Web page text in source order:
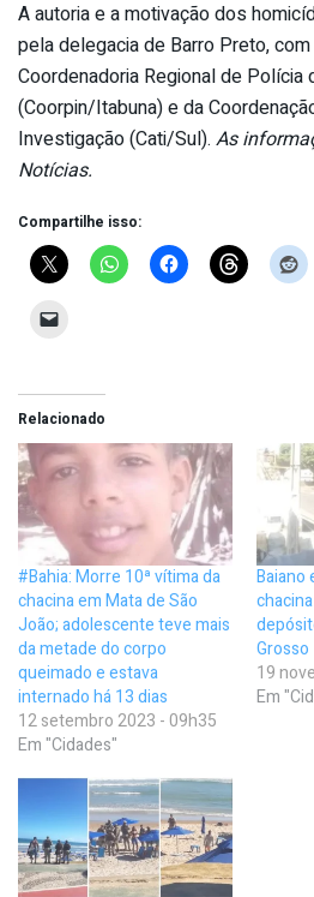
A autoria e a motivação dos
pela delegacia de Barro Preto,
Coordenadoria Regional de Polícia
(Coorpin/Itabuna) e da
Investigação (Cati/Sul). As
Notícias.
Compartilhe isso:
Relacionado
#Bahia: Morre 10ª vítima da
chacina em Mata de São
João; adolescente teve mais
da metade do corpo
queimado e estava
internado há 13 dias
12 setembro 2023 - 09h35
Em "Cidades"
Baiano
Grosso
19
Em